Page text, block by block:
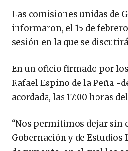
Las comisiones unidas de
informaron, el 15 de
sesión en la que se
En un oficio firmado por
Rafael Espino de la Peña -
acordada, las 17:00 horas
“Nos permitimos dejar sin
Gobernación y de Estudios